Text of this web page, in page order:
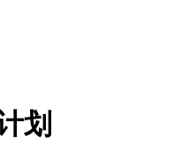
划